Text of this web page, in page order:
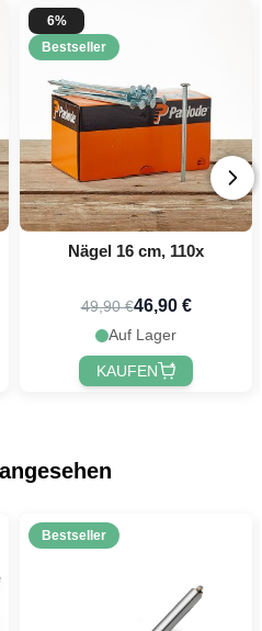
6%
Bestseller
Nägel 16 cm, 110x
49,90 €46,90 €
Auf Lager
KAUFEN
Bestseller